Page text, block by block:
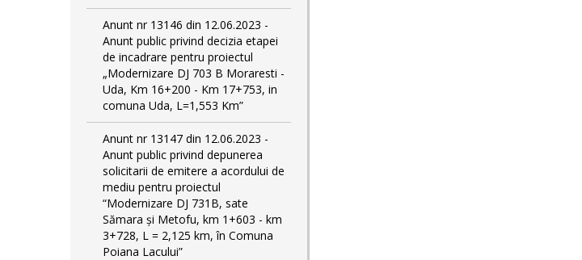
Anunt nr 13146 din 12.06.2023 -
Anunt public privind decizia etapei
de incadrare pentru proiectul
„Modernizare DJ 703 B Moraresti -
Uda, Km 16+200 - Km 17+753, in
comuna Uda, L=1,553 Km”
Anunt nr 13147 din 12.06.2023 -
Anunt public privind depunerea
solicitarii de emitere a acordului de
mediu pentru proiectul
“Modernizare DJ 731B, sate
Sămara și Metofu, km 1+603 - km
3+728, L = 2,125 km, în Comuna
Poiana Lacului”